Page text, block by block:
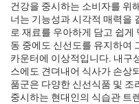
건강을 중시하는 소비자를 위
너는 기능성과 시각적 매력을
로 재료를 우아하게 담고 쉽게
동 중에도 신선도를 유지하여
카운터에 이상적입니다. 내구
스에도 견뎌내어 식사가 손상
품군은 다양한 신선식품 및
중시하는 현대인의 식습관 트